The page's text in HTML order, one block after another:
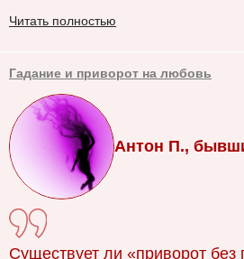
Читать полностью
Гадание и приворот на любовь
Антон П.,
Существует ли «приворот без